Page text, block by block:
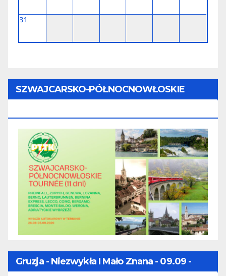
31
SZWAJCARSKO-PÓŁNOCNOWŁOSKIE
Gruzja - Niezwykła I Mało Znana - 09.09 -